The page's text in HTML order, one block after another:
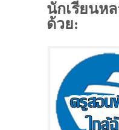
นักเรียนห
ด้วย: